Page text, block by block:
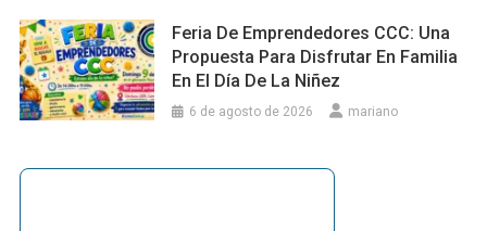
Feria De Emprendedores CCC: Una
Propuesta Para Disfrutar En Familia
En El Día De La Niñez
6 de agosto de 2026 mariano